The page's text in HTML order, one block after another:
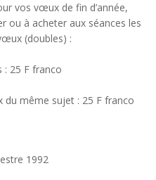
vos vœux de fin d’année,
ou à acheter aux séances les
(doubles) :
25 F franco
même sujet : 25 F franco
1992